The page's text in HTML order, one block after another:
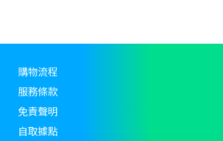
購物流程
服務條款
免責聲明
自取據點